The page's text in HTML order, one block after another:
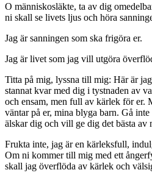
O människosläkte, ta av dig
ni skall se livets ljus och höra
Jag är sanningen som ska frigöra er.
Jag är livet som jag vill utgöra
Titta på mig, lyssna till mig: Här är
stannat kvar med dig i tystnaden av
och ensam, men full av kärlek för er.
väntar på er, mina blyga barn. Gå
älskar dig och vill ge dig det bästa av
Frukta inte, jag är en kärleksfull,
Om ni kommer till mig med ett
skall jag överflöda av kärlek och